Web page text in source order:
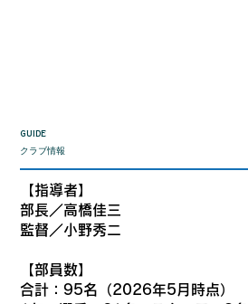
GUIDE
クラブ情報
【指導者】
部長／高橋佳三
監督／小野秀二
【部員数】
合計：95名（2026年5月時点）